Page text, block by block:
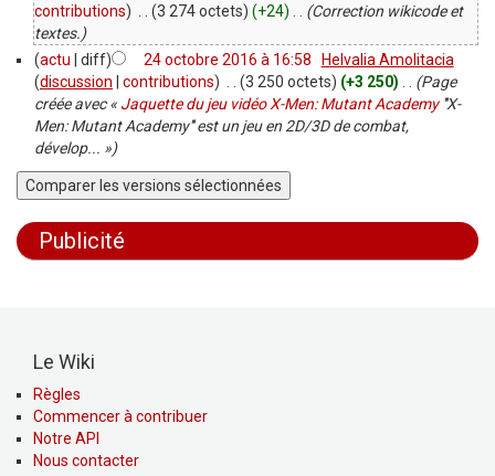
contributions) . . (3 274 octets) (+24) . . (Correction wikicode et
textes.)
(actu | diff) 24 octobre 2016 à 16:58
Helvalia Amolitacia
(discussion contributions) . . (3 250 octets) (+3 250) . . (Page
créée avec «Jaquette du jeu vidéo X-Men: Mutant Academy'''X-
Men: Mutant Academy''' est un jeu en 2D/3D de combat,
dévelop... »)
Publicité
Le Wiki
Règles
Commencer à contribuer
Notre API
Nous contacter